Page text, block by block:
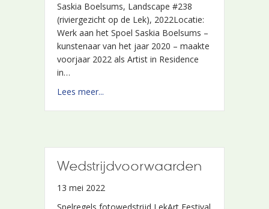
Saskia Boelsums, Landscape #238
(riviergezicht op de Lek), 2022Locatie:
Werk aan het Spoel Saskia Boelsums –
kunstenaar van het jaar 2020 – maakte
voorjaar 2022 als Artist in Residence
in…
Lees meer...
Wedstrijdvoorwaarden
13 mei 2022